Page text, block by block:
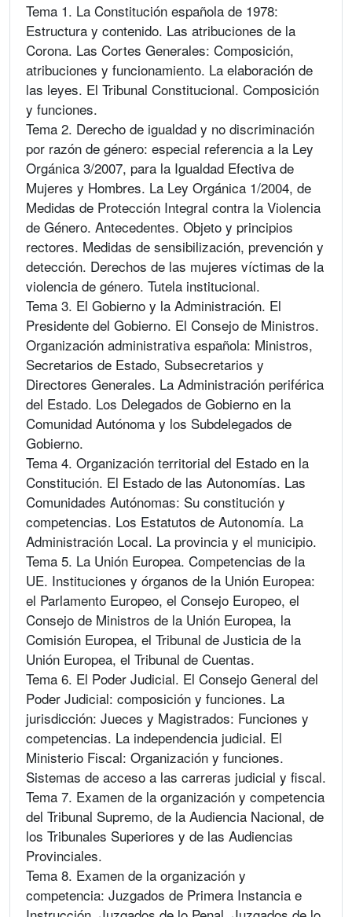
Tema 1. La Constitución española de 1978:
Estructura y contenido. Las atribuciones de la
Corona. Las Cortes Generales: Composición,
atribuciones y funcionamiento. La elaboración de
las leyes. El Tribunal Constitucional. Composición
y funciones.
Tema 2. Derecho de igualdad y no discriminación
por razón de género: especial referencia a la Ley
Orgánica 3/2007, para la Igualdad Efectiva de
Mujeres y Hombres. La Ley Orgánica 1/2004, de
Medidas de Protección Integral contra la Violencia
de Género. Antecedentes. Objeto y principios
rectores. Medidas de sensibilización, prevención y
detección. Derechos de las mujeres víctimas de la
violencia de género. Tutela institucional.
Tema 3. El Gobierno y la Administración. El
Presidente del Gobierno. El Consejo de Ministros.
Organización administrativa española: Ministros,
Secretarios de Estado, Subsecretarios y
Directores Generales. La Administración periférica
del Estado. Los Delegados de Gobierno en la
Comunidad Autónoma y los Subdelegados de
Gobierno.
Tema 4. Organización territorial del Estado en la
Constitución. El Estado de las Autonomías. Las
Comunidades Autónomas: Su constitución y
competencias. Los Estatutos de Autonomía. La
Administración Local. La provincia y el municipio.
Tema 5. La Unión Europea. Competencias de la
UE. Instituciones y órganos de la Unión Europea:
el Parlamento Europeo, el Consejo Europeo, el
Consejo de Ministros de la Unión Europea, la
Comisión Europea, el Tribunal de Justicia de la
Unión Europea, el Tribunal de Cuentas.
Tema 6. El Poder Judicial. El Consejo General del
Poder Judicial: composición y funciones. La
jurisdicción: Jueces y Magistrados: Funciones y
competencias. La independencia judicial. El
Ministerio Fiscal: Organización y funciones.
Sistemas de acceso a las carreras judicial y fiscal.
Tema 7. Examen de la organización y competencia
del Tribunal Supremo, de la Audiencia Nacional, de
los Tribunales Superiores y de las Audiencias
Provinciales.
Tema 8. Examen de la organización y
competencia: Juzgados de Primera Instancia e